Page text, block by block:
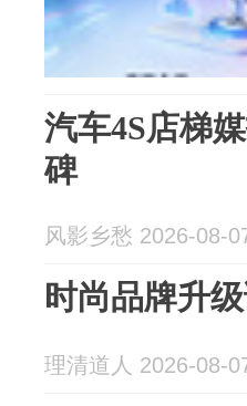
汽车4S店梯
碑
风影乡愁 2026-08-
时尚品牌升
理清道人 2026-08-